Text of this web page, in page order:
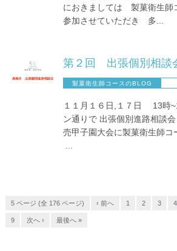
におきましては 製菓衛生師
参加させていただき 多...
第２回 出張個別相
製菓衛生師コースのBLOG
１１月１６日,１７日 13時
ン通りで 出張個別進路
売甲子園大会に製菓衛生師コ
...
5 ページ (全 176 ページ) ‹ 前へ 1 2 3 4
9 次へ › 最後へ »